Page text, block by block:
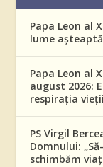
Papa Leon al
lume
Papa Leon al
august 2026:
respirația
PS Virgil
Domnului:
schimbăm